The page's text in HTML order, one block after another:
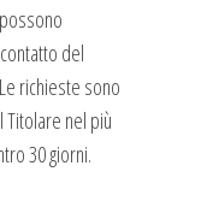
del
richieste sono
nel più
30 giorni.